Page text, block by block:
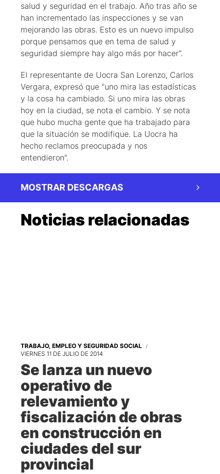
salud y seguridad en el trabajo. Año tras año se
han incrementado las inspecciones y se van
mejorando las obras. Esto es un nuevo impulso
porque pensamos que en tema de salud y
seguridad siempre hay algo más por hacer”.
El representante de Uocra San Lorenzo, Carlos
Vergara, expresó que “uno mira las estadísticas
y la cosa ha cambiado. Si uno mira las obras
hoy en la ciudad, se nota el cambio. Y se nota
que hubo mucha gente que ha trabajado para
que la situación se modifique. La Uocra ha
hecho reclamos preocupada y nos
entendieron”.
MOSTRAR DESCARGAS
Noticias relacionadas
TRABAJO, EMPLEO Y SEGURIDAD SOCIAL
VIERNES 11 DE JULIO DE 2014
Se lanza un nuevo
operativo de
relevamiento y
fiscalización de obras
en construcción en
ciudades del sur
provincial